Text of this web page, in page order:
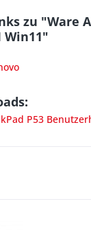
zu "Ware A-
Win11"
P53